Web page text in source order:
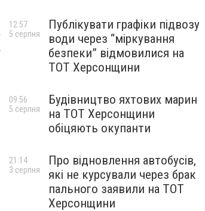
Публікувати графіки підвозу
води через “міркування
безпеки” відмовилися на
ТОТ Херсонщини
12:57
5 серпня
Будівництво яхтових марин
на ТОТ Херсонщини
обіцяють окупанти
09:56
5 серпня
Про відновлення автобусів,
які не курсували через брак
пального заявили на ТОТ
Херсонщини
21:14
3 серпня